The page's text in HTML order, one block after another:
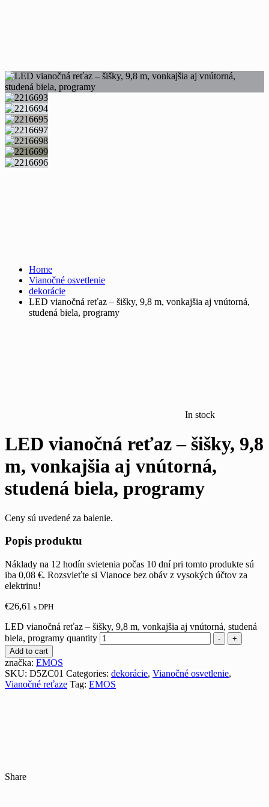
Home
Vianočné osvetlenie
dekorácie
LED vianočná reťaz – šišky, 9,8 m, vonkajšia aj vnútorná,
studená biela, programy
In stock
LED vianočná reťaz – šišky, 9,8
m, vonkajšia aj vnútorná,
studená biela, programy
Ceny sú uvedené za balenie.
Popis produktu
Náklady na 12 hodín svietenia počas 10 dní pri tomto produkte sú
iba 0,08 €. Rozsvieťte si Vianoce bez obáv z vysokých účtov za
elektrinu!
€26,61 s DPH
LED vianočná reťaz – šišky, 9,8 m, vonkajšia aj vnútorná, studená
biela, programy quantity
-
+
Add to cart
značka: EMOS
SKU: D5ZC01 Categories: dekorácie, Vianočné osvetlenie,
Vianočné reťaze Tag: EMOS
Share